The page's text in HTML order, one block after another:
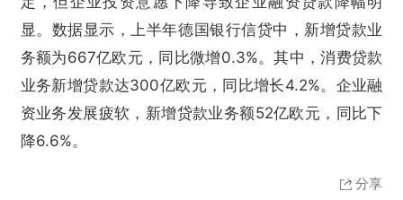
显。数据显示，上半年德国银行信贷中，新增贷款业
务额为667亿欧元，同比微增0.3%。其中，消费贷款
业务新增贷款达300亿欧元，同比增长4.2%。企业融
资业务发展疲软，新增贷款业务额52亿欧元，同比下
降6.6%。
分享